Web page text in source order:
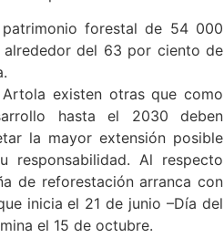
forestal de 54 000
del 63 por ciento de
existen otras que como
hasta el 2030 deben
la mayor extensión posible
responsabilidad. Al respecto
de reforestación arranca con
inicia el 21 de junio –Día del
el 15 de octubre.